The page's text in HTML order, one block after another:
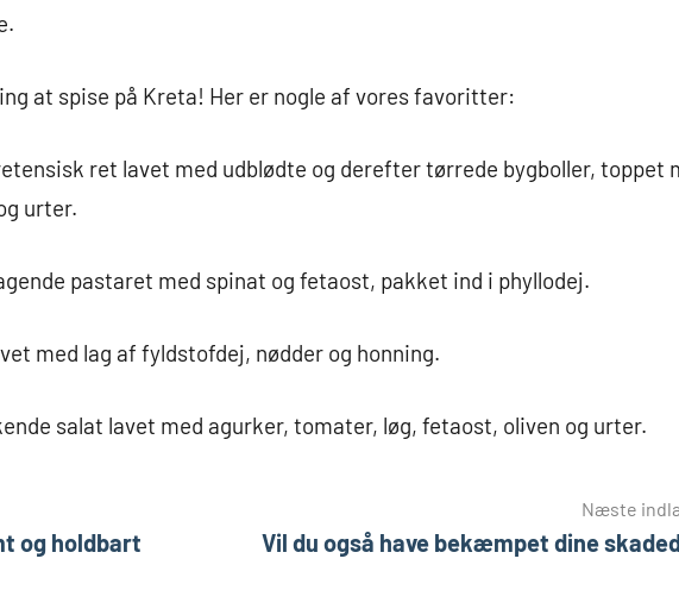
at spise på Kreta! Her er nogle af vores favoritter:
ret lavet med udblødte og derefter tørrede bygboller, toppet
urter.
pastaret med spinat og fetaost, pakket ind i phyllodej.
med lag af fyldstofdej, nødder og honning.
salat lavet med agurker, tomater, løg, fetaost, oliven og urter.
og holdbart
Næste
Vil du også have bekæmpet dine